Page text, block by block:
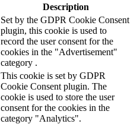
Description
Set by the GDPR Cookie Consent
plugin, this cookie is used to
record the user consent for the
cookies in the "Advertisement"
category .
This cookie is set by GDPR
Cookie Consent plugin. The
cookie is used to store the user
consent for the cookies in the
category "Analytics".